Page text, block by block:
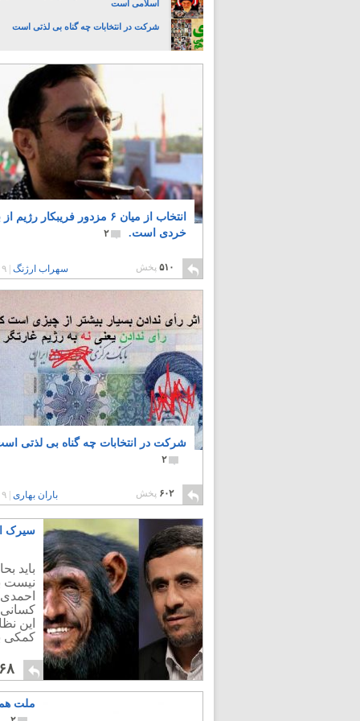
اسلامی است
شرکت در انتخابات چه گناه بی لذتی است
انتخاب از میان ۶ مزدور فریبکار رژیم
خردی است.
۲
۵۱۰ پخش سهراب ارژنگ |۹ سال پیش
شرکت در انتخابات چه گناه بی لذتی
۲
۶۰۲ پخش باران بهاری |۹ سال پیش
سیرک
باید
نیست
این
کمکی
ملت